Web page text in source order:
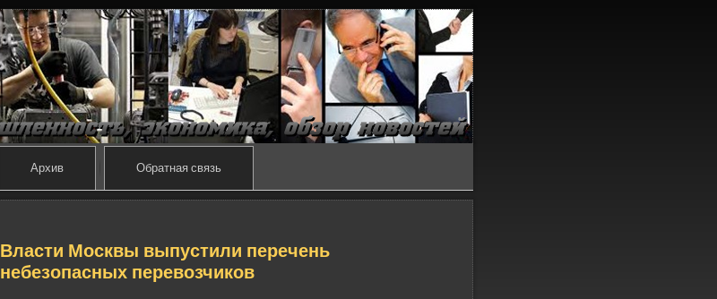
Архив Обратная связь
Власти Москвы выпустили перечень
небезопасных перевозчиков